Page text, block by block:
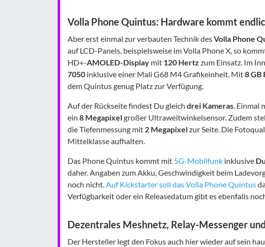
Volla Phone Quintus: Hardware kommt
Aber erst einmal zur verbauten Technik desVolla Phone
auf LCD-Panels, beispielsweise im Volla Phone X, so
HD+-AMOLED-Display mit 120 Hertz zum Einsatz. Im
7050 inklusive einer Mali G68 M4 Grafikeinheit. Mit8 GB
dem Quintus genug Platz zur Verfügung.
Auf der Rückseite findest Du gleich drei Kameras. Einmal
ein 8 Megapixelgroßer Ultraweitwinkelsensor. Zudem
die Tiefenmessung mit 2 Megapixelzur Seite. Die
Mittelklasse aufhalten.
Das Phone Quintus kommt mit 5G-Mobilfunk inklusive
daher. Angaben zum Akku, Geschwindigkeit beim
noch nicht.Auf Kickstarter soll das Volla Phone Quintus
Verfügbarkeit oder ein Releasedatum gibt es ebenfalls
Dezentrales Meshnetz, Relay-Messenger
Der Hersteller legt den Fokus auch hier wieder auf sein